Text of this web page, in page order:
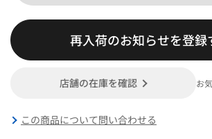
再入荷のお知らせを登録
店舗の在庫を確認 お
この商品について問い合わせる